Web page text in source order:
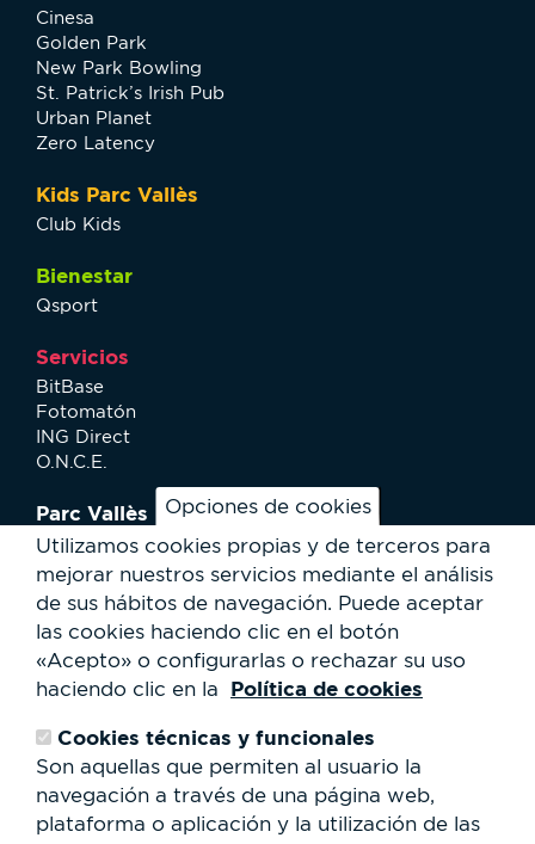
Opciones de cookies
Utilizamos cookies propias y de terceros para
mejorar nuestros servicios mediante el análisis
de sus hábitos de navegación. Puede aceptar
las cookies haciendo clic en el botón
«Acepto» o configurarlas o rechazar su uso
haciendo clic en la
Política de cookies
Cookies técnicas y funcionales
Son aquellas que permiten al usuario la
navegación a través de una página web,
plataforma o aplicación y la utilización de las
Cinesa
Golden Park
New Park Bowling
St. Patrick’s Irish Pub
Urban Planet
Zero Latency
Kids Parc Vallès
Club Kids
Bienestar
Qsport
Servicios
BitBase
Fotomatón
ING Direct
O.N.C.E.
Parc Vallès
¿Cómo llegar?
Mapa
Actividades
Servicios al usuario
Club Staff
¿Quiénes somos?
Trabaja con nosotros
Cesión de espacios
RSC